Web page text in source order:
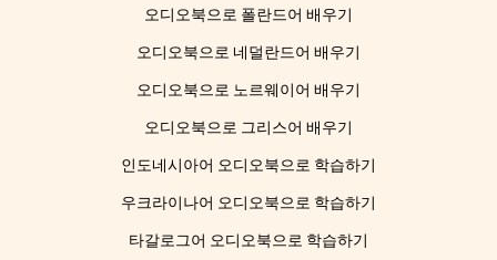
오디오북으로 폴란드어 배우기
오디오북으로 네덜란드어 배우기
오디오북으로 노르웨이어 배우기
오디오북으로 그리스어 배우기
인도네시아어 오디오북으로 학습하기
우크라이나어 오디오북으로 학습하기
타갈로그어 오디오북으로 학습하기